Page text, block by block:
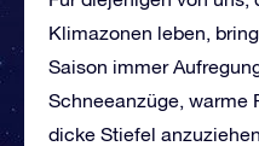
Klimazonen leben,
Saison immer
Schneeanzüge, warme
dicke Stiefel